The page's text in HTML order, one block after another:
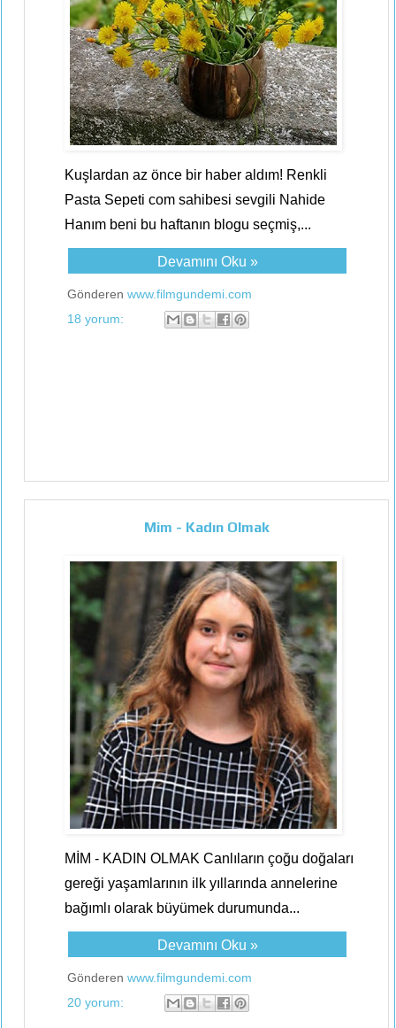
Kuşlardan az önce bir haber aldım! Renkli
Pasta Sepeti com sahibesi sevgili Nahide
Hanım beni bu haftanın blogu seçmiş,...
Devamını Oku »
Gönderen www.filmgundemi.com
18 yorum:
Mim - Kadın Olmak
MİM - KADIN OLMAK Canlıların çoğu doğaları
gereği yaşamlarının ilk yıllarında annelerine
bağımlı olarak büyümek durumunda...
Devamını Oku »
Gönderen www.filmgundemi.com
20 yorum: